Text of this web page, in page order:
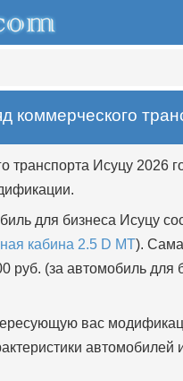
коммерческого
транспорта Исуцу 2026
для бизнеса Исуцу
кабина 2.5 D MT).
руб. (за автомобиль для
вас